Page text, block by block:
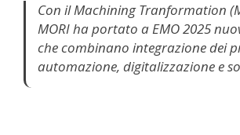
Con il Machining Tranformation
MORI ha portato a EMO 2025
che combinano integrazione dei
automazione, digitalizzazione e